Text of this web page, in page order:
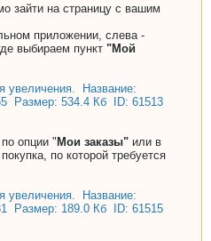
зайти на страницу с вашим
приложении, слева -
выбираем пункт "Мой
опции " Мои заказы" или в
по которой требуется